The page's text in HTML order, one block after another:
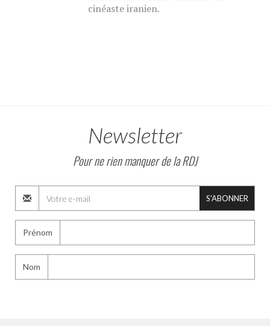
cinéaste iranien.
Newsletter
Pour ne rien manquer de la RDJ
S'ABONNER
Prénom
Nom